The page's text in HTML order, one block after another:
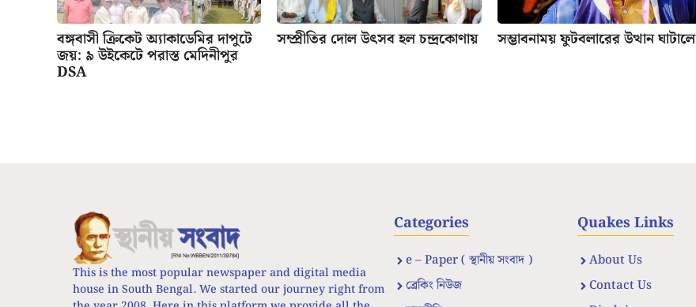
বঙ্গবাসী ক্রিকেট অ্যাকাডেমির দাপুটে
জয়: ৯ উইকেটে পরাস্ত মেদিনীপুর
DSA
সম্প্রীতির দোল উৎসব হল চন্দ্রকোণায় সম্ভাবনাময় ফুটবলারের উত্থান ঘাটালে
This is the most popular newspaper and digital media
house in South Bengal. We started our journey right from
Categories
e – Paper ( স্থানীয় সংবাদ )
ব্রেকিং নিউজ
Quakes Links
About Us
Contact Us